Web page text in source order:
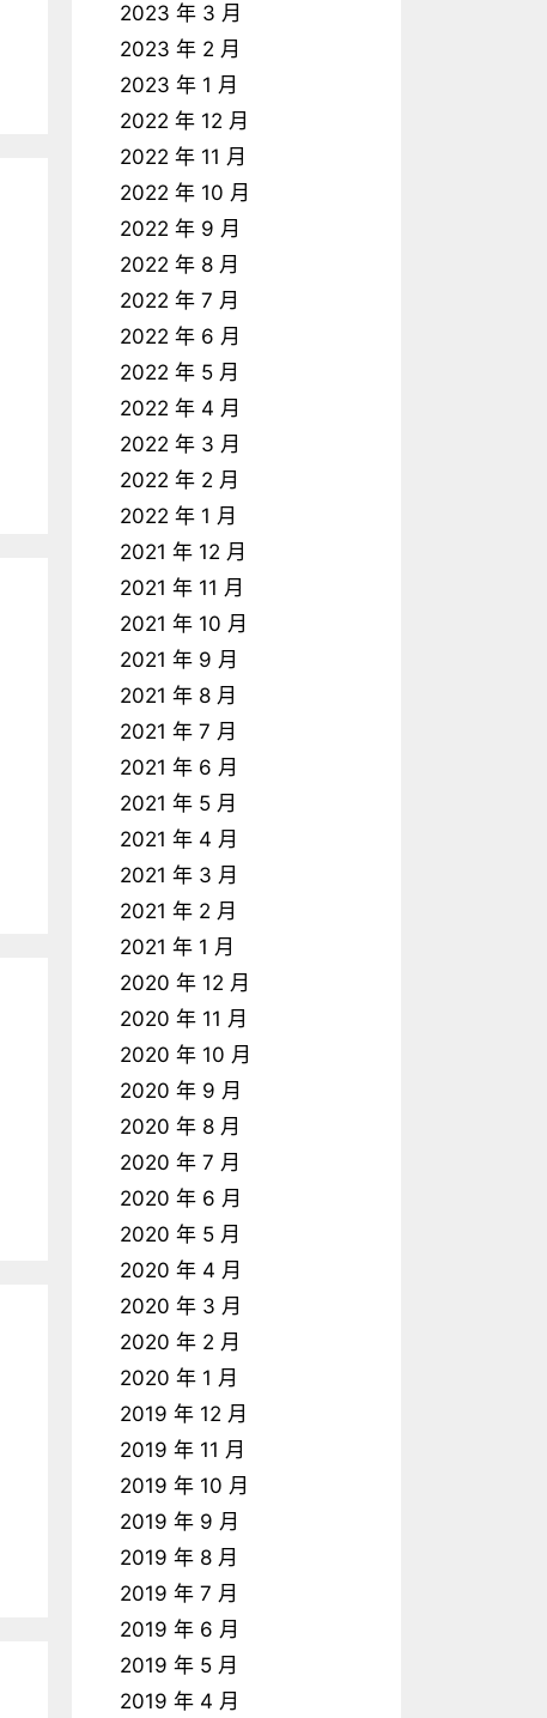
2023 年 3 月
2023 年 2 月
2023 年 1 月
2022 年 12 月
2022 年 11 月
2022 年 10 月
2022 年 9 月
2022 年 8 月
2022 年 7 月
2022 年 6 月
2022 年 5 月
2022 年 4 月
2022 年 3 月
2022 年 2 月
2022 年 1 月
2021 年 12 月
2021 年 11 月
2021 年 10 月
2021 年 9 月
2021 年 8 月
2021 年 7 月
2021 年 6 月
2021 年 5 月
2021 年 4 月
2021 年 3 月
2021 年 2 月
2021 年 1 月
2020 年 12 月
2020 年 11 月
2020 年 10 月
2020 年 9 月
2020 年 8 月
2020 年 7 月
2020 年 6 月
2020 年 5 月
2020 年 4 月
2020 年 3 月
2020 年 2 月
2020 年 1 月
2019 年 12 月
2019 年 11 月
2019 年 10 月
2019 年 9 月
2019 年 8 月
2019 年 7 月
2019 年 6 月
2019 年 5 月
2019 年 4 月